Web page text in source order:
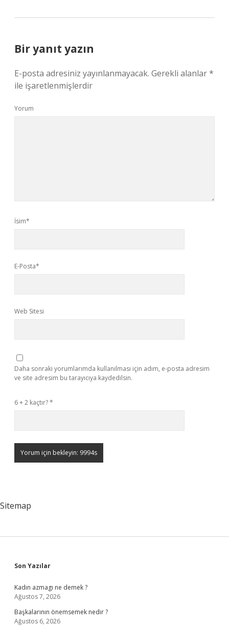
Bir yanıt yazın
E-posta adresiniz yayınlanmayacak. Gerekli alanlar*
ile işaretlenmişlerdir
Yorum
İsim*
E-Posta*
Web Sitesi
Daha sonraki yorumlarımda kullanılması için adım, e-posta adresim
ve site adresim bu tarayıcıya kaydedilsin.
6 + 2 kaçtır?*
Sitemap
Sidebar
Son Yazılar
Kadın azmagı ne demek ?
Ağustos 7, 2026
Başkalarının önemsemek nedir ?
Ağustos 6, 2026